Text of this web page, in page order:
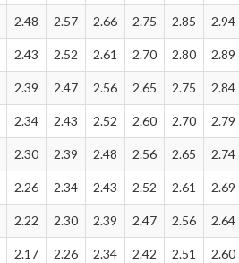
2.48 2.57 2.66 2.75 2.85 2.94
2.43 2.52 2.61 2.70 2.80 2.89
2.39 2.47 2.56 2.65 2.75 2.84
2.34 2.43 2.52 2.60 2.70 2.79
2.30 2.39 2.48 2.56 2.65 2.74
2.26 2.34 2.43 2.52 2.61 2.69
2.22 2.30 2.39 2.47 2.56 2.64
2.17 2.26 2.34 2.42 2.51 2.60